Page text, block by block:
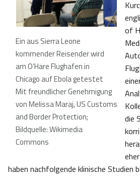
Ein aus Sierra Leone
kommender Reisender wird
am O’Hare Flughafen in
Chicago auf Ebola getestet
Mit freundlicher Genehmigung
von Melissa Maraj, US Customs
and Border Protection;
Bildquelle: Wikimedia
Commons
of
die
haben nachfolgende klinische Studien